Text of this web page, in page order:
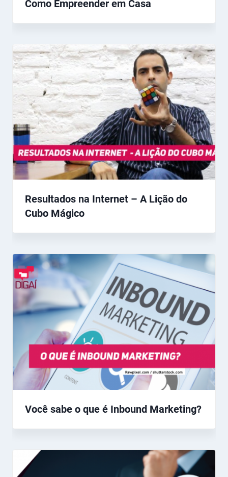
Como Empreender em Casa
Resultados na Internet – A Lição do
Cubo Mágico
Você sabe o que é Inbound Marketing?